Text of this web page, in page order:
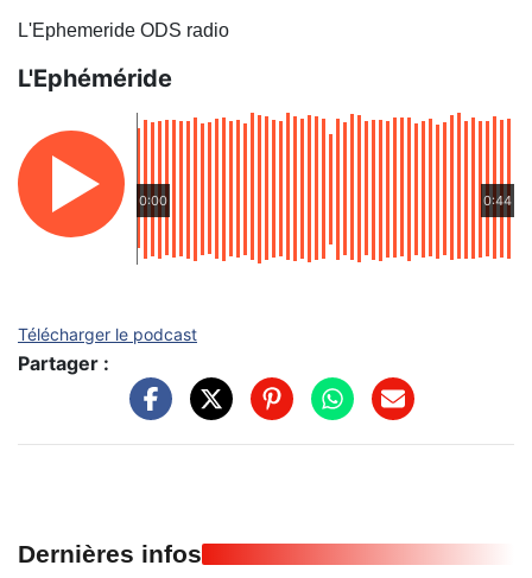
L'Ephemeride ODS radio
L'Ephéméride
0:00 0:44
Télécharger le podcast
Partager :
Dernières infos